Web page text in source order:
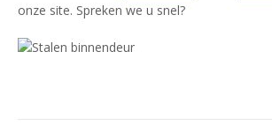
onze site. Spreken we u snel?